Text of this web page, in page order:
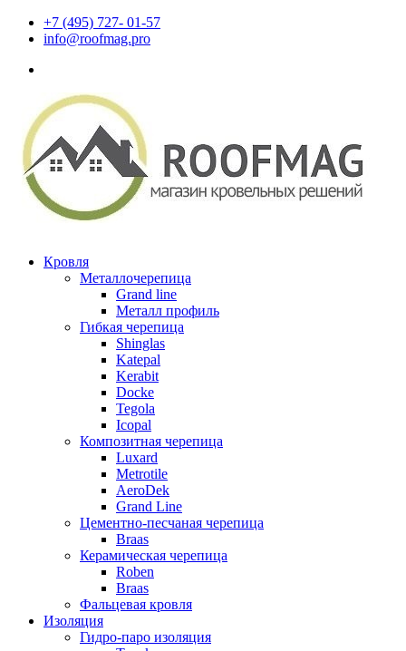
+7 (495) 727- 01-57
info@roofmag.pro
Кровля
Металлочерепица
Grand line
Металл профиль
Гибкая черепица
Shinglas
Katepal
Kerabit
Docke
Tegola
Icopal
Композитная черепица
Luxard
Metrotile
AeroDek
Grand Line
Цементно-песчаная черепица
Braas
Керамическая черепица
Roben
Braas
Фальцевая кровля
Изоляция
Гидро-паро изоляция